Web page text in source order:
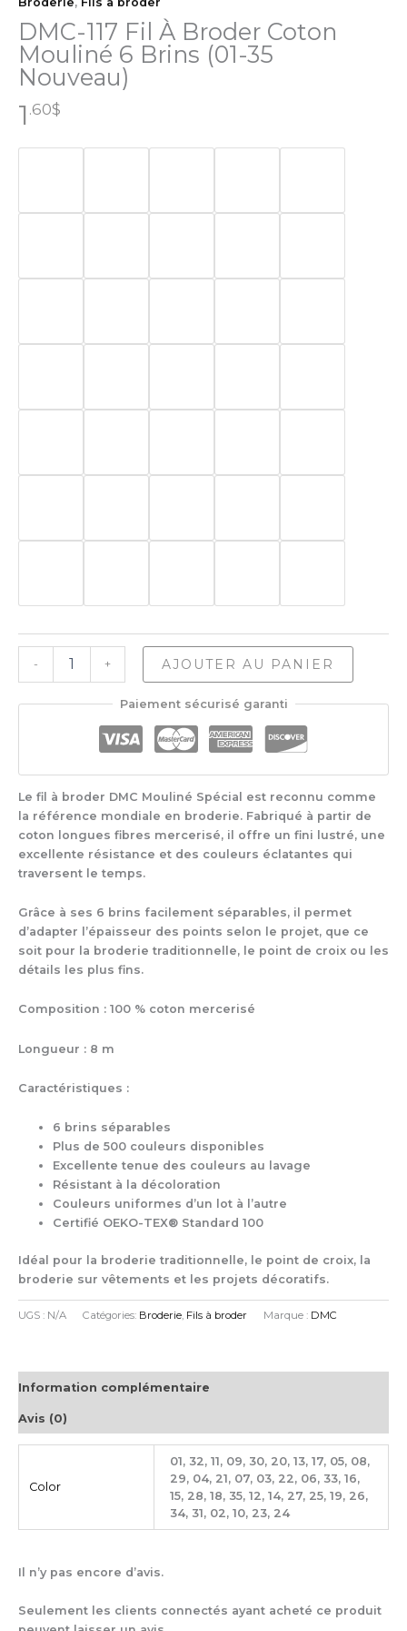
DMC-117 Fil À Broder Coton
Mouliné 6 Brins (01-35
Nouveau)
1 .60$
-
117
Mouliné
6
Brins
(01-
35
+ AJOUTER AU PANIER
Paiement sécurisé garanti
Le fil à broder DMC Mouliné Spécial est reconnu comme
la référence mondiale en broderie. Fabriqué à partir de
coton longues fibres mercerisé, il offre un fini lustré, une
excellente résistance et des couleurs éclatantes qui
traversent le temps.
Grâce à ses 6 brins facilement séparables, il permet
d’adapter l’épaisseur des points selon le projet, que ce
soit pour la broderie traditionnelle, le point de croix ou les
détails les plus fins.
Composition : 100 % coton mercerisé
Longueur : 8 m
Caractéristiques :
6 brins séparables
Plus de 500 couleurs disponibles
Excellente tenue des couleurs au lavage
Résistant à la décoloration
Couleurs uniformes d’un lot à l’autre
Certifié OEKO-TEX® Standard 100
Idéal pour la broderie traditionnelle, le point de croix, la
broderie sur vêtements et les projets décoratifs.
UGS : N/A Catégories: Broderie, Fils à broder Marque : DMC
Information complémentaire
Avis (0)
Color
01, 32, 11, 09, 30, 20, 13, 17, 05, 08,
29, 04, 21, 07, 03, 22, 06, 33, 16,
15, 28, 18, 35, 12, 14, 27, 25, 19, 26,
34, 31, 02, 10, 23, 24
Il n’y pas encore d’avis.
Seulement les clients connectés ayant acheté ce produit